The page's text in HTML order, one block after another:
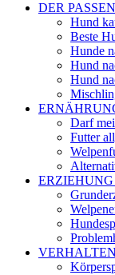
DER
Hund
Beste
Hunde
Hund
Hund
Darf
Futter
ERZIEHUNG
VERHALTEN